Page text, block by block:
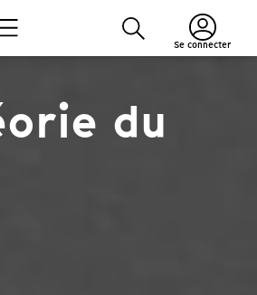
Se connecter
du